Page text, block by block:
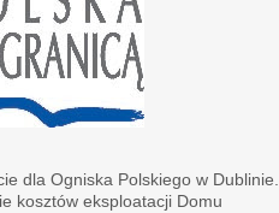
dla Ogniska Polskiego w Dublinie.
kosztów eksploatacji Domu